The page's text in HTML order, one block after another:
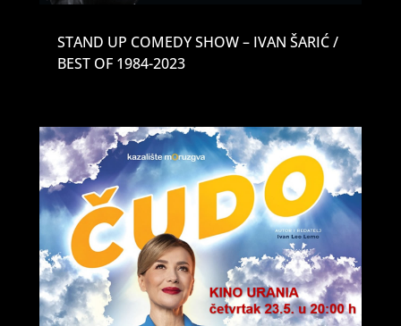
STAND UP COMEDY SHOW – IVAN ŠARIĆ /
BEST OF 1984-2023